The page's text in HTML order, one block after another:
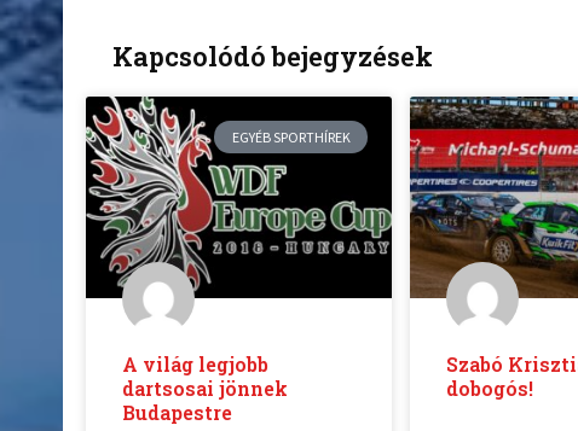
Kapcsolódó bejegyzések
EGYÉB SPORTHÍREK
A világ legjobb
dartsosai jönnek
Budapestre
Szabó
dobogós!